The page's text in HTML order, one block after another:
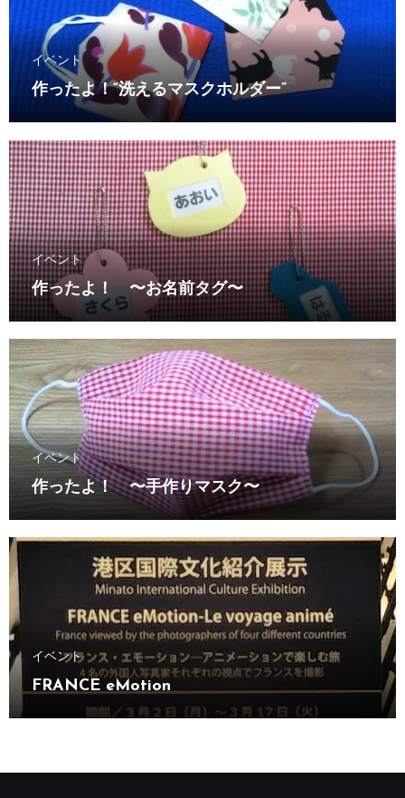
イベント
作ったよ！“洗えるマスクホルダー”
イベント
作ったよ！ 〜お名前タグ〜
イベント
作ったよ！ 〜手作りマスク〜
イベント
FRANCE eMotion